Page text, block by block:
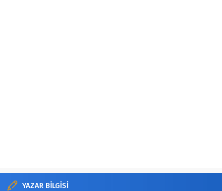
YAZAR BİLGİSİ